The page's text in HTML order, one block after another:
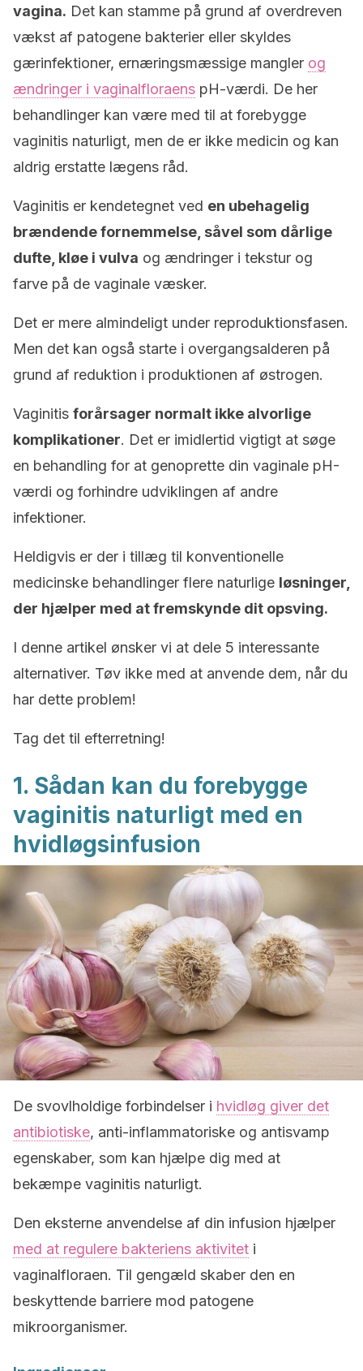
vagina. Det kan stamme på grund af overdreven
vækst af patogene bakterier eller skyldes
gærinfektioner, ernæringsmæssige mangler og
ændringer i vaginalfloraens pH-værdi. De her
behandlinger kan være med til at forebygge
vaginitis naturligt, men de er ikke medicin og kan
aldrig erstatte lægens råd.
Vaginitis er kendetegnet ved en ubehagelig
brændende fornemmelse, såvel som dårlige
dufte, kløe i vulva og ændringer i tekstur og
farve på de vaginale væsker.
Det er mere almindeligt under reproduktionsfasen.
Men det kan også starte i overgangsalderen på
grund af reduktion i produktionen af ​​østrogen.
Vaginitis forårsager normalt ikke alvorlige
komplikationer. Det er imidlertid vigtigt at søge
en behandling for at genoprette din vaginale pH-
værdi og forhindre udviklingen af ​​andre
infektioner.
Heldigvis er der i tillæg til konventionelle
medicinske behandlinger flere naturlige løsninger,
der hjælper med at fremskynde dit opsving.
I denne artikel ønsker vi at dele 5 interessante
alternativer. Tøv ikke med at anvende dem, når du
har dette problem!
Tag det til efterretning!
1. Sådan kan du forebygge
vaginitis naturligt med en
hvidløgsinfusion
De svovlholdige forbindelser i hvidløg giver det
antibiotiske, anti-inflammatoriske og antisvamp
egenskaber, som kan hjælpe dig med at
bekæmpe vaginitis naturligt.
Den eksterne anvendelse af din infusion hjælper
med at regulere bakteriens aktivitet i
vaginalfloraen. Til gengæld skaber den en
beskyttende barriere mod patogene
mikroorganismer.